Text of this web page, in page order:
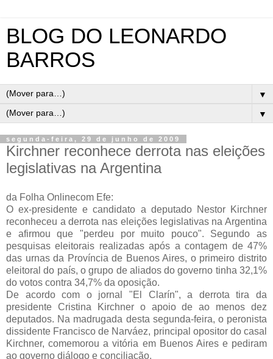
BLOG DO LEONARDO
BARROS
▼
▼
segunda-feira, 29 de junho de 2009
Kirchner reconhece derrota nas eleições
legislativas na Argentina
da Folha Onlinecom Efe:
O ex-presidente e candidato a deputado Nestor Kirchner
reconheceu a derrota nas eleições legislativas na Argentina
e afirmou que "perdeu por muito pouco". Segundo as
pesquisas eleitorais realizadas após a contagem de 47%
das urnas da Província de Buenos Aires, o primeiro distrito
eleitoral do país, o grupo de aliados do governo tinha 32,1%
do votos contra 34,7% da oposição.
De acordo com o jornal "El Clarín", a derrota tira da
presidente Cristina Kirchner o apoio de ao menos dez
deputados. Na madrugada desta segunda-feira, o peronista
dissidente Francisco de Narváez, principal opositor do casal
Kirchner, comemorou a vitória em Buenos Aires e pediram
ao governo diálogo e conciliação.